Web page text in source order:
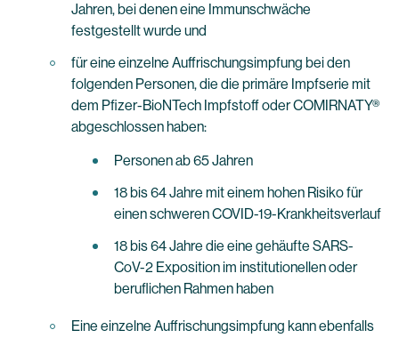
Jahren, bei denen eine Immunschwäche
festgestellt wurde und
für eine einzelne Auffrischungsimpfung bei den
folgenden Personen, die die primäre Impfserie mit
dem Pfizer-BioNTech Impfstoff oder COMIRNATY®
abgeschlossen haben:
Personen ab 65 Jahren
18 bis 64 Jahre mit einem hohen Risiko für
einen schweren COVID-19-Krankheitsverlauf
18 bis 64 Jahre die eine gehäufte SARS-
CoV-2 Exposition im institutionellen oder
beruflichen Rahmen haben
Eine einzelne Auffrischungsimpfung kann ebenfalls